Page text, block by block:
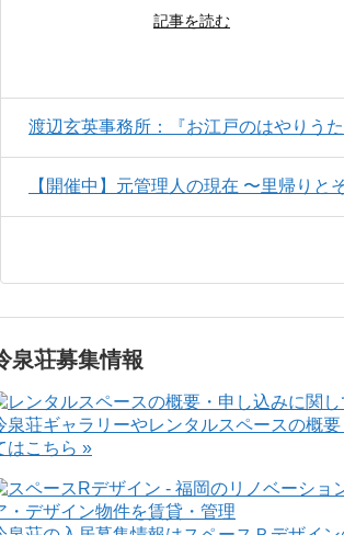
記事を読む
渡辺玄英事務所：『お江戸のはやりう
【開催中】元管理人の現在 〜里帰り
泉荘募集情報
泉荘ギャラリーやレンタルスペースの概
はこちら »